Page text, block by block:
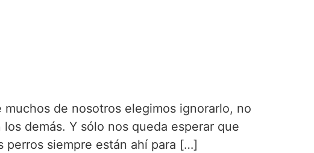
de nosotros elegimos ignorarlo, no
demás. Y sólo nos queda esperar que
perros siempre están ahí para […]